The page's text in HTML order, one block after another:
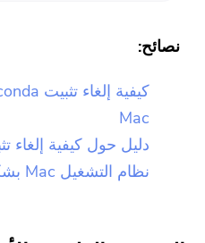
نصائح:
Mac
نظام التشغيل Mac بشكل فعال